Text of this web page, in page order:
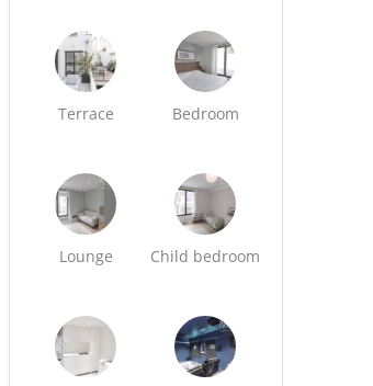
Terrace Bedroom
Lounge Child bedroom